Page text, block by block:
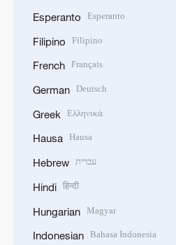
Esperanto Esperanto
Filipino Filipino
French Français
German Deutsch
Greek Ελληνικά
Hausa Hausa
Hebrew עברית
Hindi हिन्दी
Hungarian Magyar
Indonesian Bahasa Indonesia